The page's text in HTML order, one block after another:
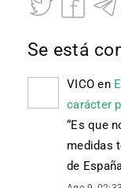
Se está
VICO en
carácter
“Es que
medidas
de